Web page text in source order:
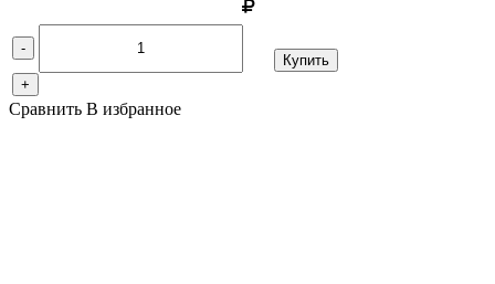
-
+
Купить
Сравнить В избранное